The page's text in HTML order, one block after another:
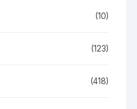
(10)
(123)
(418)